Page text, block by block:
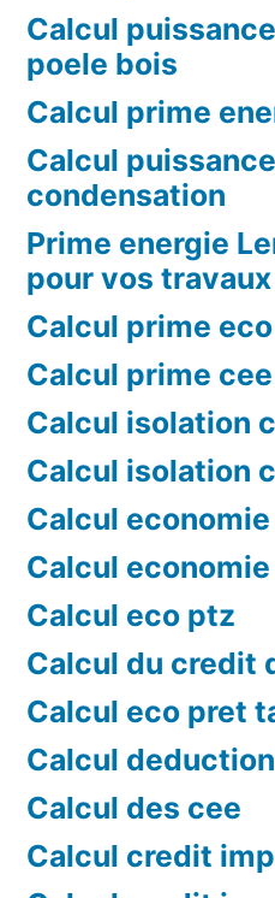
Calcul
poele bois
Calcul prime
Calcul
condensation
Prime energie
pour vos
Calcul prime
Calcul prime cee
Calcul isolation
Calcul isolation
Calcul
Calcul
Calcul eco ptz
Calcul du credit
Calcul eco pret
Calcul
Calcul des cee
Calcul credit